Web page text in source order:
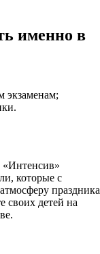
именно в
экзаменам;
«Интенсив»
которые с
праздника
своих детей на